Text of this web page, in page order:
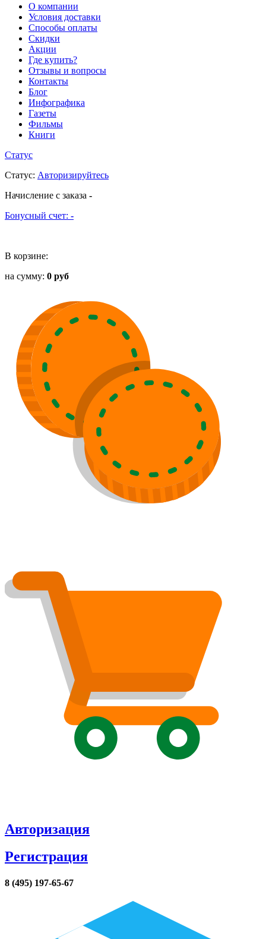
О компании
Условия доставки
Способы оплаты
Скидки
Акции
Где купить?
Отзывы и вопросы
Контакты
Блог
Инфографика
Газеты
Фильмы
Книги
Статус
Статус: Авторизируйтесь
Начисление с заказа -
Бонусный счет: -
В корзине:
на сумму: 0 руб
Авторизация
Регистрация
8 (495) 197-65-67